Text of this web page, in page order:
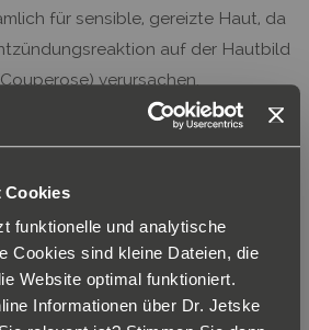
Cookies
funktionelle und analytische
Cookies sind kleine Dateien, die
Website optimal funktioniert.
Informationen über Dr. Jetske
für sensible, gereizte Haut, da
auf der Hautbild
verursachen.
Milben selbst sehen?
kann man Milben nicht mit dem
erkennen. Wussten Sie, dass
von Dr. Jetske Ultee
wenn Sie für eine persönliche